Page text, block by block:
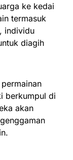
ke kedai
termasuk
individu
diagih
berkumpul di
akan